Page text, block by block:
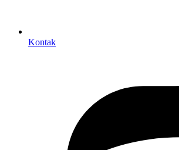
Kontak